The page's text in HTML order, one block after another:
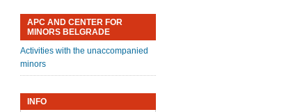
APC AND CENTER FOR
MINORS BELGRADE
Activities with the unaccompanied
minors
INFO